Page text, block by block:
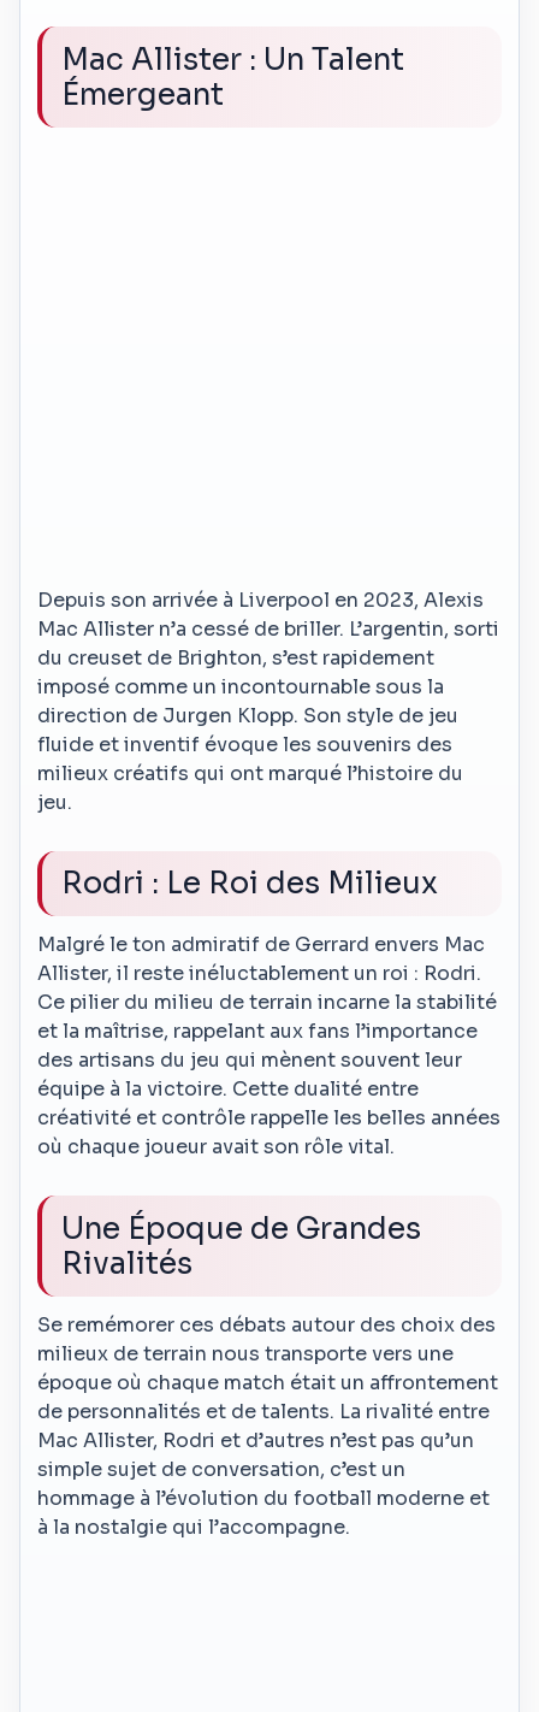
Mac Allister : Un Talent
Émergeant
Depuis son arrivée à Liverpool en 2023, Alexis
Mac Allister n’a cessé de briller. L’argentin, sorti
du creuset de Brighton, s’est rapidement
imposé comme un incontournable sous la
direction de Jurgen Klopp. Son style de jeu
fluide et inventif évoque les souvenirs des
milieux créatifs qui ont marqué l’histoire du
jeu.
Rodri : Le Roi des Milieux
Malgré le ton admiratif de Gerrard envers Mac
Allister, il reste inéluctablement un roi : Rodri.
Ce pilier du milieu de terrain incarne la stabilité
et la maîtrise, rappelant aux fans l’importance
des artisans du jeu qui mènent souvent leur
équipe à la victoire. Cette dualité entre
créativité et contrôle rappelle les belles années
où chaque joueur avait son rôle vital.
Une Époque de Grandes
Rivalités
Se remémorer ces débats autour des choix des
milieux de terrain nous transporte vers une
époque où chaque match était un affrontement
de personnalités et de talents. La rivalité entre
Mac Allister, Rodri et d’autres n’est pas qu’un
simple sujet de conversation, c’est un
hommage à l’évolution du football moderne et
à la nostalgie qui l’accompagne.